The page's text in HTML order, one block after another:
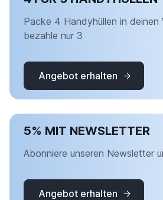
Packe 4 Handyhüllen in deinen
bezahle nur 3
Angebot erhalten
5% MIT NEWSLETTER
Abonniere unseren Newsletter
Angebot erhalten